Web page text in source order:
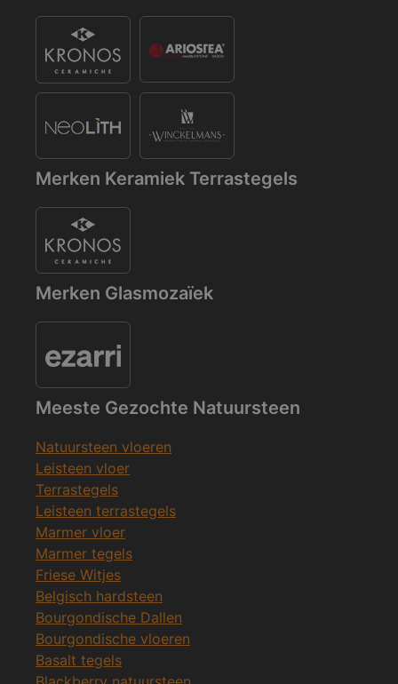
Merken Keramiek Terrastegels
Merken Glasmozaïek
Meeste Gezochte Natuursteen
Natuursteen vloeren
Leisteen vloer
Terrastegels
Leisteen terrastegels
Marmer vloer
Marmer tegels
Friese Witjes
Belgisch hardsteen
Bourgondische Dallen
Bourgondische vloeren
Basalt tegels